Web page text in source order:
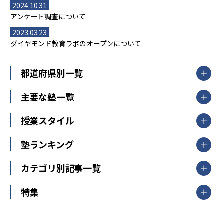
2024.10.31
アンケート調査について
2023.03.23
ダイヤモンド教育ラボのオープンについて
都道府県別一覧
北海道・東北
山形県
福島県
関東
東京都
神奈川県
茨城県
栃木県
群馬県
新潟県
主要な塾一覧
【掲載塾一覧を見る】
東京個別指導学院
明光義塾
個別教室のトライ
授業スタイル
個別指導
オンライン指導
塾ランキング
中学受験ランキング
カテゴリ別記事一覧
中学受験
特集